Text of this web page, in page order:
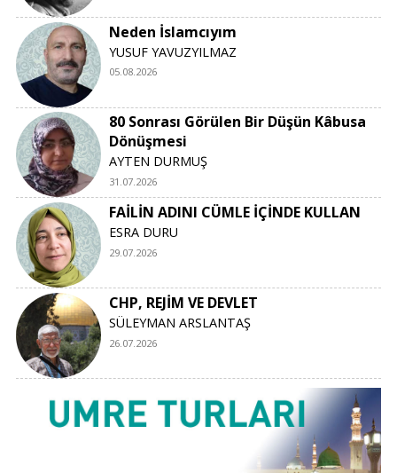
Neden İslamcıyım
YUSUF YAVUZYILMAZ
05.08.2026
80 Sonrası Görülen Bir Düşün Kâbusa
Dönüşmesi
AYTEN DURMUŞ
31.07.2026
FAİLİN ADINI CÜMLE İÇİNDE KULLAN
ESRA DURU
29.07.2026
CHP, REJİM VE DEVLET
SÜLEYMAN ARSLANTAŞ
26.07.2026